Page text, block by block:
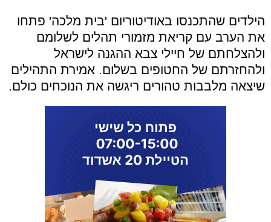
הילדים שהתכנסו באודיטוריום 'בית מלכה' פתחו
את הערב עם קריאת מזמורי תהלים לשלומם
ולהצלחתם של חיילי צבא ההגנה לישראל
ולהחזרתם של החטופים בשלום. אמירת התהילים
שיצאה מלבבות טהורים ריגשה את הנוכחים כולם.